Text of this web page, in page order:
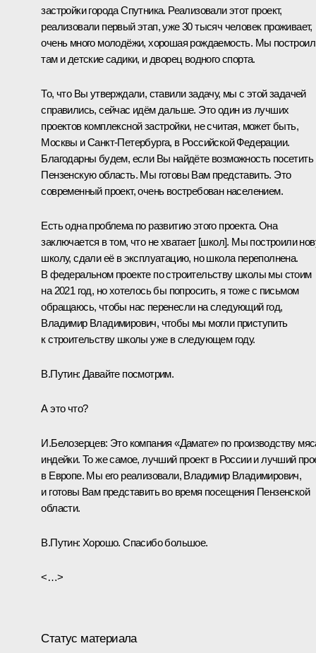
застройки города Спутника. Реализовали этот проект,
реализовали первый этап, уже 30 тысяч человек проживает,
очень много молодёжи, хорошая рождаемость. Мы
там и детские садики, и дворец водного спорта.
То, что Вы утверждали, ставили задачу, мы с этой задачей
справились, сейчас идём дальше. Это один из лучших
проектов комплексной застройки, не считая, может быть,
Москвы и Санкт‑Петербурга, в Российской Федерации.
Благодарны будем, если Вы найдёте возможность посетить
Пензенскую область. Мы готовы Вам представить. Это
современный проект, очень востребован населением.
Есть одна проблема по развитию этого проекта. Она
заключается в том, что не хватает [школ]. Мы построили
школу, сдали её в эксплуатацию, но школа переполнена.
В федеральном проекте по строительству школы мы стоим
на 2021 год, но хотелось бы попросить, я тоже с письмом
обращаюсь, чтобы нас перенесли на следующий год,
Владимир Владимирович, чтобы мы могли приступить
к строительству школы уже в следующем году.
В.Путин: Давайте посмотрим.
А это что?
И.Белозерцев: Это компания «Дамате» по производству
индейки. То же самое, лучший проект в России и лучший
в Европе. Мы его реализовали, Владимир Владимирович,
и готовы Вам представить во время посещения Пензенской
области.
В.Путин: Хорошо. Спасибо большое.
<…>
Статус материала